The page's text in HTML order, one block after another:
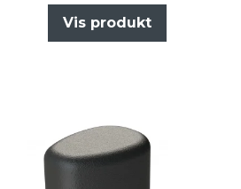
Vis produkt